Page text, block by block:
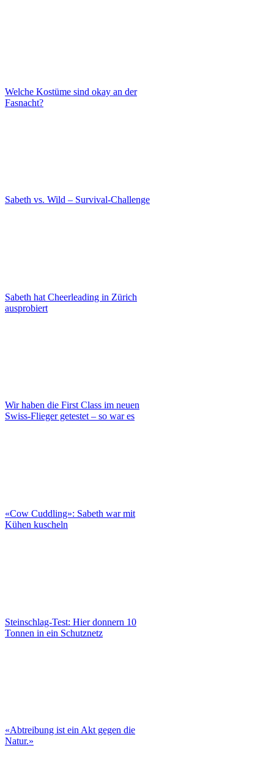
Welche Kostüme sind okay an der
Fasnacht?
Sabeth vs. Wild – Survival-Challenge
Sabeth hat Cheerleading in Zürich
ausprobiert
Wir haben die First Class im neuen
Swiss-Flieger getestet – so war es
«Cow Cuddling»: Sabeth war mit
Kühen kuscheln
Steinschlag-Test: Hier donnern 10
Tonnen in ein Schutznetz
«Abtreibung ist ein Akt gegen die
Natur.»